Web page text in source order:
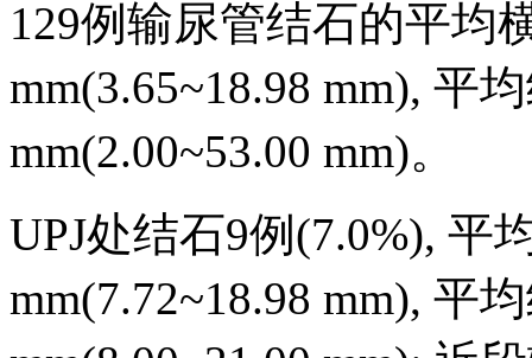
129例输尿管结石的平均
mm(3.65~18.98 mm), 平
mm(2.00~53.00 mm)。
UPJ处结石9例(7.0%), 平
mm(7.72~18.98 mm), 平